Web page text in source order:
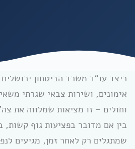
כיצד עו“ד משרד הביטחון
אימונים, ושירות צבאי שגרתי
וחולים – זו מציאות שמלווה את
בין אם מדובר בפציעות גוף קשות,
שמתגלים רק לאחר זמן, מגיעים